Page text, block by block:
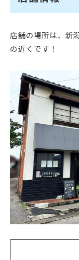
店舗の場所は、新
の近くです！